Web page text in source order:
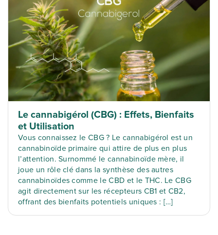
Le cannabigérol (CBG) : Effets, Bienfaits
et Utilisation
Vous connaissez le CBG ? Le cannabigérol est un
cannabinoïde primaire qui attire de plus en plus
l’attention. Surnommé le cannabinoïde mère, il
joue un rôle clé dans la synthèse des autres
cannabinoïdes comme le CBD et le THC. Le CBG
agit directement sur les récepteurs CB1 et CB2,
offrant des bienfaits potentiels uniques : […]